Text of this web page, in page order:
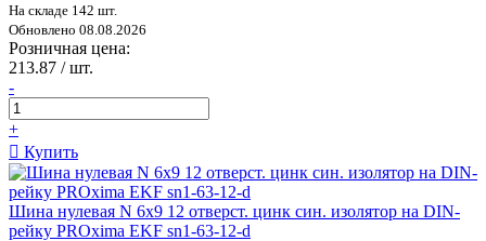
На складе 142 шт.
Обновлено 08.08.2026
Розничная цена:
213.87 / шт.
-
+
Купить
Шина нулевая N 6х9 12 отверст. цинк син. изолятор на DIN-
рейку PROxima EKF sn1-63-12-d